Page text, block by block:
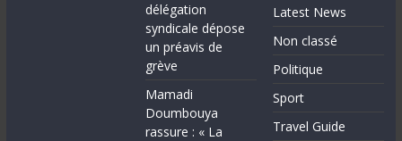
délégation
syndicale dépose
un préavis de
grève
Mamadi
Doumbouya
rassure : « La
Latest News
Non classé
Politique
Sport
Travel Guide